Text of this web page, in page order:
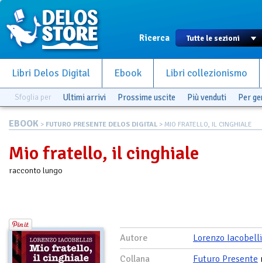
Ricerca
Libri Delos Digital Ebook Libri collezionismo
Sfoglia per Ultimi arrivi Prossime uscite Più venduti Per
EBOOK > FUTURO PRESENTE DELOS DIGITAL > MIO FRATELLO, IL CINGHIALE
Mio fratello, il cinghiale
racconto lungo
Autore
Lorenzo
Collana
Futuro Presente